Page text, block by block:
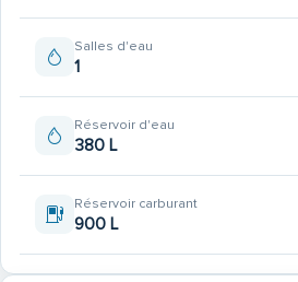
Salles d'eau
1
Réservoir d'eau
380 L
Réservoir carburant
900 L